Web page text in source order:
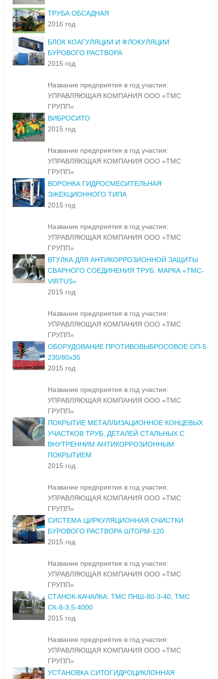
ТРУБА ОБСАДНАЯ
2016 год
БЛОК КОАГУЛЯЦИИ И ФЛОКУЛЯЦИИ
БУРОВОГО РАСТВОРА
2015 год
Название предприятия в год участия:
УПРАВЛЯЮЩАЯ КОМПАНИЯ ООО «ТМС
ГРУПП»
ВИБРОСИТО
2015 год
Название предприятия в год участия:
УПРАВЛЯЮЩАЯ КОМПАНИЯ ООО «ТМС
ГРУПП»
ВОРОНКА ГИДРОСМЕСИТЕЛЬНАЯ
ЭЖЕКЦИОННОГО ТИПА
2015 год
Название предприятия в год участия:
УПРАВЛЯЮЩАЯ КОМПАНИЯ ООО «ТМС
ГРУПП»
ВТУЛКА ДЛЯ АНТИКОРРОЗИОННОЙ ЗАЩИТЫ
СВАРНОГО СОЕДИНЕНИЯ ТРУБ. МАРКА «ТМС-
VIRTUS»
2015 год
Название предприятия в год участия:
УПРАВЛЯЮЩАЯ КОМПАНИЯ ООО «ТМС
ГРУПП»
ОБОРУДОВАНИЕ ПРОТИВОВЫБРОСОВОЕ ОП-5
230/80х35
2015 год
Название предприятия в год участия:
УПРАВЛЯЮЩАЯ КОМПАНИЯ ООО «ТМС
ГРУПП»
ПОКРЫТИЕ МЕТАЛЛИЗАЦИОННОЕ КОНЦЕВЫХ
УЧАСТКОВ ТРУБ, ДЕТАЛЕЙ СТАЛЬНЫХ С
ВНУТРЕННИМ АНТИКОРРОЗИОННЫМ
ПОКРЫТИЕМ
2015 год
Название предприятия в год участия:
УПРАВЛЯЮЩАЯ КОМПАНИЯ ООО «ТМС
ГРУПП»
СИСТЕМА ЦИРКУЛЯЦИОННАЯ ОЧИСТКИ
БУРОВОГО РАСТВОРА ШТОРМ-120
2015 год
Название предприятия в год участия:
УПРАВЛЯЮЩАЯ КОМПАНИЯ ООО «ТМС
ГРУПП»
СТАНОК-КАЧАЛКА: ТМС ПНШ-80-3-40, ТМС
СК-8-3,5-4000
2015 год
Название предприятия в год участия:
УПРАВЛЯЮЩАЯ КОМПАНИЯ ООО «ТМС
ГРУПП»
УСТАНОВКА СИТОГИДРОЦИКЛОННАЯ